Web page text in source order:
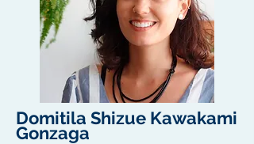
Domitila Shizue Kawakami
Gonzaga